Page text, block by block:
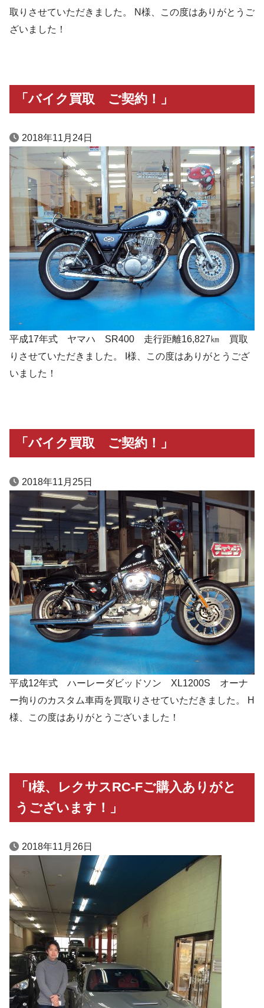
取りさせていただきました。 N様、この度はありがとうご
ざいました！
「バイク買取 ご契約！」
2018年11月24日
平成17年式 ヤマハ SR400 走行距離16,827㎞ 買取
りさせていただきました。 I様、この度はありがとうござ
いました！
「バイク買取 ご契約！」
2018年11月25日
平成12年式 ハーレーダビッドソン XL1200S オーナ
ー拘りのカスタム車両を買取りさせていただきました。 H
様、この度はありがとうございました！
「I様、レクサスRC-Fご購入ありがと
うございます！」
2018年11月26日